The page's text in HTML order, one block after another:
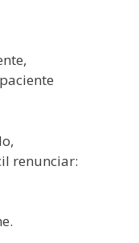
renunciar: